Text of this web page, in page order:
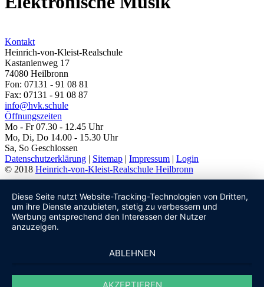
Kontakt
Heinrich-von-Kleist-Realschule
Kastanienweg 17
74080 Heilbronn
Fon: 07131 - 91 08 81
Fax: 07131 - 91 08 87
info@hvk.schule
Öffnungszeiten
Mo - Fr 07.30 - 12.45 Uhr
Mo, Di, Do 14.00 - 15.30 Uhr
Sa, So Geschlossen
Datenschutzerklärung | Sitemap | Impressum | Login
© 2018 Heinrich-von-Kleist-Realschule Heilbronn
Diese Seite nutzt Website-Tracking-Technologien von Dritten,
um ihre Dienste anzubieten, stetig zu verbessern und
Werbung entsprechend den Interessen der Nutzer
anzuzeigen.
ABLEHNEN